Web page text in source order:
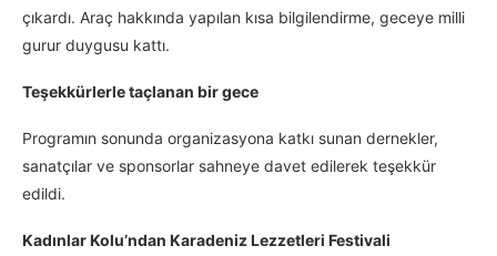
çıkardı. Araç hakkında yapılan kısa bilgilendirme, geceye milli
gurur duygusu kattı.
Teşekkürlerle taçlanan bir gece
Programın sonunda organizasyona katkı sunan dernekler,
sanatçılar ve sponsorlar sahneye davet edilerek teşekkür
edildi.
Kadınlar Kolu’ndan Karadeniz Lezzetleri Festivali